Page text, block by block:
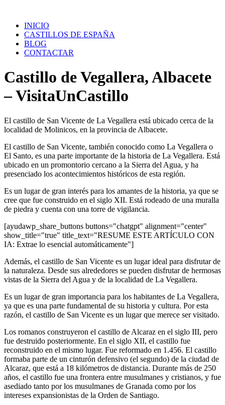
contenidoINICIO
CASTILLOS DE ESPAÑA
BLOG
CONTACTAR
Castillo de Vegallera, Albacete
– VisitaUnCastillo
El castillo de San Vicente de La Vegallera está ubicado cerca de la
localidad de Molinicos, en la provincia de Albacete.
El castillo de San Vicente, también conocido como La Vegallera o
El Santo, es una parte importante de la historia de La Vegallera. Está
ubicado en un promontorio cercano a la Sierra del Agua, y ha
presenciado los acontecimientos históricos de esta región.
Es un lugar de gran interés para los amantes de la historia, ya que se
cree que fue construido en el siglo XII. Está rodeado de una muralla
de piedra y cuenta con una torre de vigilancia.
[ayudawp_share_buttons buttons="chatgpt" alignment="center"
show_title="true" title_text="RESUME ESTE ARTÍCULO CON
IA: Extrae lo esencial automáticamente"]
Además, el castillo de San Vicente es un lugar ideal para disfrutar de
la naturaleza. Desde sus alrededores se pueden disfrutar de hermosas
vistas de la Sierra del Agua y de la localidad de La Vegallera.
Es un lugar de gran importancia para los habitantes de La Vegallera,
ya que es una parte fundamental de su historia y cultura. Por esta
razón, el castillo de San Vicente es un lugar que merece ser visitado.
Los romanos construyeron el castillo de Alcaraz en el siglo III, pero
fue destruido posteriormente. En el siglo XII, el castillo fue
reconstruido en el mismo lugar. Fue reformado en 1.456. El castillo
formaba parte de un cinturón defensivo (el segundo) de la ciudad de
Alcaraz, que está a 18 kilómetros de distancia. Durante más de 250
años, el castillo fue una frontera entre musulmanes y cristianos, y fue
asediado tanto por los musulmanes de Granada como por los
intereses expansionistas de la Orden de Santiago.